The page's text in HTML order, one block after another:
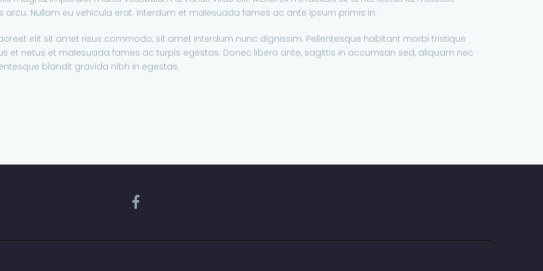
arcu. Nullam eu vehicula erat. Interdum et malesuada fames ac ante ipsum primis in.
elit sit amet risus commodo, sit amet interdum nunc dignissim. Pellentesque habitant morbi tristique
et netus et malesuada fames ac turpis egestas. Donec libero ante, sagittis in accumsan sed, aliquam nec
blandit gravida nibh in egestas.